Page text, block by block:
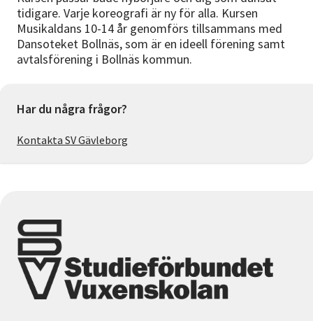
tidigare. Varje koreografi är ny för alla. Kursen
Musikaldans 10-14 år genomförs tillsammans med
Dansoteket Bollnäs, som är en ideell förening samt
avtalsförening i Bollnäs kommun.
Har du några frågor?
Kontakta SV Gävleborg